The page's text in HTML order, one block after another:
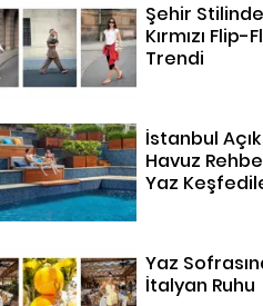
Şehir Stilinde
Kırmızı Flip-
Trendi
İstanbul Açık
Havuz
Yaz
Yaz
İtalyan Ruhu